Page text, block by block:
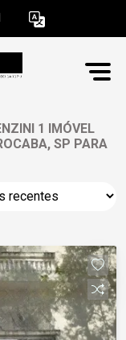
1 IMÓVEL
SP PARA